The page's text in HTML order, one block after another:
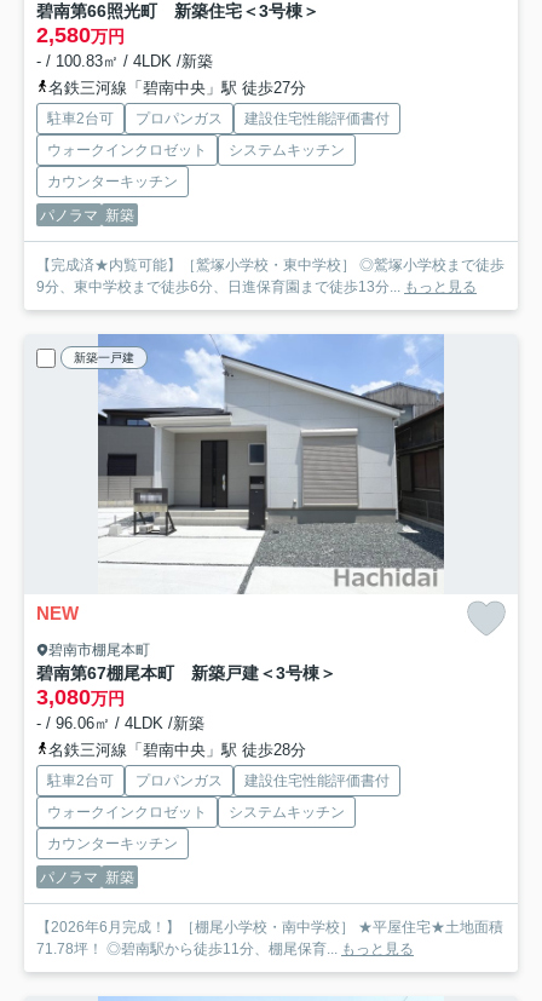
碧南第66照光町 新築住宅＜3号棟＞
2,580万円
- / 100.83㎡ / 4LDK /新築
名鉄三河線「碧南中央」駅 徒歩27分
駐車2台可 プロパンガス
建設住宅性能評価書付
ウォークインクロゼット
システムキッチン
カウンターキッチン
パノラマ 新築
【完成済★内覧可能】［鷲塚小学校・東中学校］ ◎鷲塚小学校まで徒歩
9分、東中学校まで徒歩6分、日進保育園まで徒歩13分... もっと見る
新築一戸建
NEW
碧南市棚尾本町
碧南第67棚尾本町 新築戸建＜3号棟＞
3,080万円
- / 96.06㎡ / 4LDK /新築
名鉄三河線「碧南中央」駅 徒歩28分
駐車2台可 プロパンガス
建設住宅性能評価書付
ウォークインクロゼット
システムキッチン
カウンターキッチン
パノラマ 新築
【2026年6月完成！】［棚尾小学校・南中学校］ ★平屋住宅★土地面積
71.78坪！ ◎碧南駅から徒歩11分、棚尾保育... もっと見る